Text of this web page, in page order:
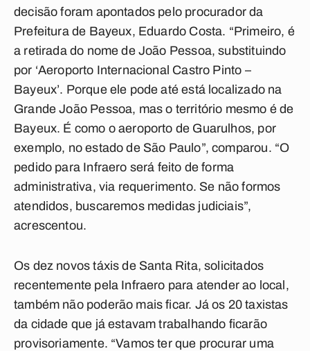
decisão foram apontados pelo procurador da
Prefeitura de Bayeux, Eduardo Costa. “Primeiro, é
a retirada do nome de João Pessoa, substituindo
por ‘Aeroporto Internacional Castro Pinto –
Bayeux’. Porque ele pode até está localizado na
Grande João Pessoa, mas o território mesmo é de
Bayeux. É como o aeroporto de Guarulhos, por
exemplo, no estado de São Paulo”, comparou. “O
pedido para Infraero será feito de forma
administrativa, via requerimento. Se não formos
atendidos, buscaremos medidas judiciais”,
acrescentou.
Os dez novos táxis de Santa Rita, solicitados
recentemente pela Infraero para atender ao local,
também não poderão mais ficar. Já os 20 taxistas
da cidade que já estavam trabalhando ficarão
provisoriamente. “Vamos ter que procurar uma